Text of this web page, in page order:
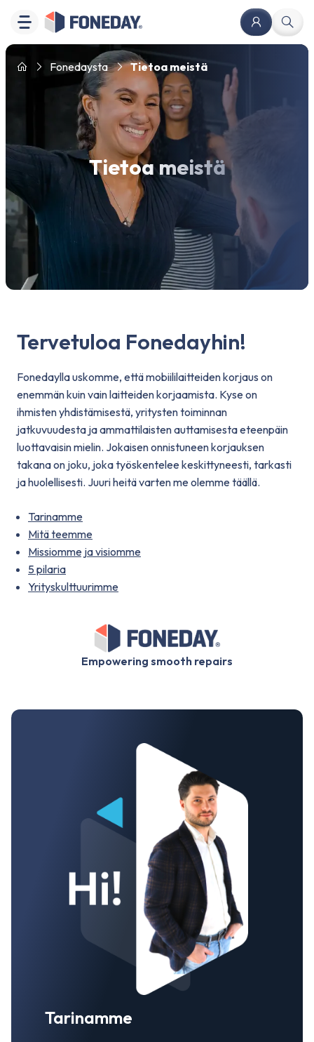
Fonedaysta Tietoa meistä
Tietoa meistä
Tervetuloa Fonedayhin!
Fonedaylla uskomme, että mobiililaitteiden korjaus on
enemmän kuin vain laitteiden korjaamista. Kyse on
ihmisten yhdistämisestä, yritysten toiminnan
jatkuvuudesta ja ammattilaisten auttamisesta eteenpäin
luottavaisin mielin. Jokaisen onnistuneen korjauksen
takana on joku, joka työskentelee keskittyneesti, tarkasti
ja huolellisesti. Juuri heitä varten me olemme täällä.
Tarinamme
Mitä teemme
Missiomme ja visiomme
5 pilaria
Yrityskulttuurimme
Empowering smooth repairs
Tarinamme